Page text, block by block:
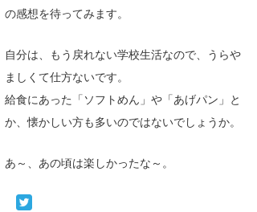
の感想を待ってみます。
自分は、もう戻れない学校生活なので、うらや
ましくて仕方ないです。
給食にあった「ソフトめん」や「あげパン」と
か、懐かしい方も多いのではないでしょうか。
あ～、あの頃は楽しかったな～。
KY
MIN
mitz
OYZ